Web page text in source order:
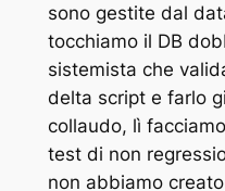
sono gestite dal
tocchiamo il DB
sistemista che
delta script e farlo
collaudo, lì
test di non
non abbiamo